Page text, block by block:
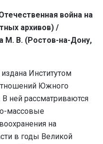
война на
архивов) /
М. В. (Ростов-на-Дону,
Институтом
Южного
ней рассматриваются
массовые
на
в годы Великой